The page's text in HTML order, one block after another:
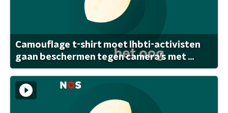
Camouflage t-shirt moet lhbti-activisten
gaan beschermen tegen camera's met ...